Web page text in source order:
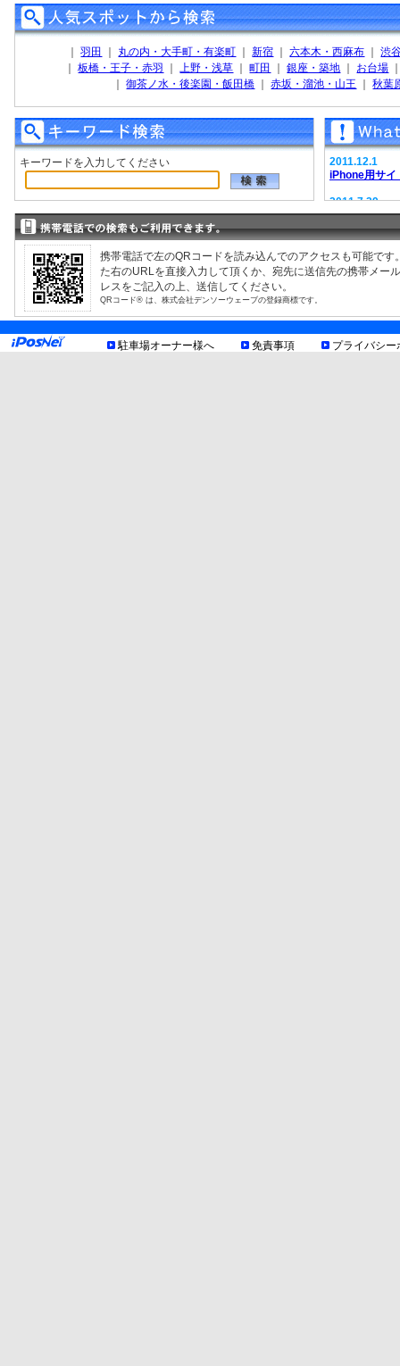
｜羽田 丸の内・大手町・有楽町 ｜新宿 ｜六本木・西麻布 ｜渋
｜板橋・王子・赤羽 ｜上野・浅草 ｜町田 ｜銀座・築地 お台場
｜御茶ノ水・後楽園・飯田橋 ｜赤坂・溜池・山王 ｜秋葉
キーワードを入力してください
2011.12.1
iPhone用サイ
2011.7.29
EV充電器情
2008.9.12
駐車場検索サ
携帯電話で左のQRコードを読み込んでのアクセスも可能です
た右のURLを直接入力して頂くか、宛先に送信先の携帯メー
レスをご記入の上、送信してください。
QRコード® は、株式会社デンソーウェーブの登録商標です。
駐車場オーナー様へ 免責事項 プライバシー